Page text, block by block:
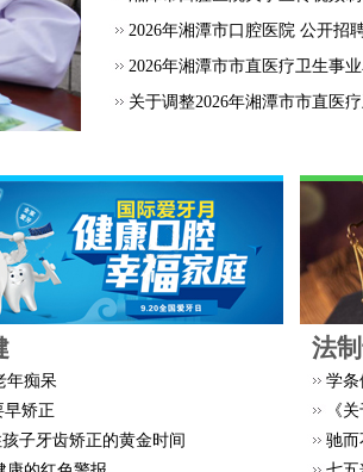
2026年湘潭市口腔医院 公开招
2026年湘潭市市直医疗卫生事
关于调整2026年湘潭市市直医
年痴呆
早矫正
子牙齿矫正的黄金时间
法
学条
《
驰而